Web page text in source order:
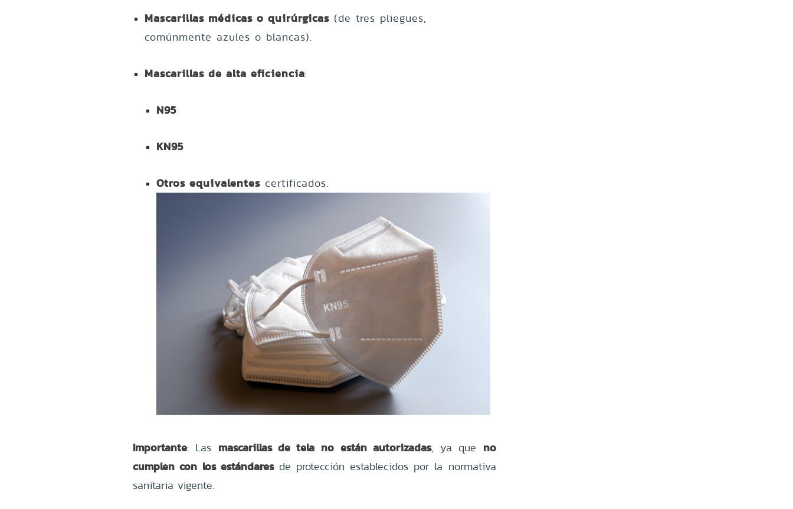
Mascarillas médicas o quirúrgicas (de tres pliegues,
comúnmente azules o blancas).
Mascarillas de alta eficiencia:
N95
KN95
Otros equivalentes certificados.
Importante: Las mascarillas de tela no están autorizadas, ya que no
cumplen con los estándaresde protección establecidos por la normativa
sanitaria vigente.